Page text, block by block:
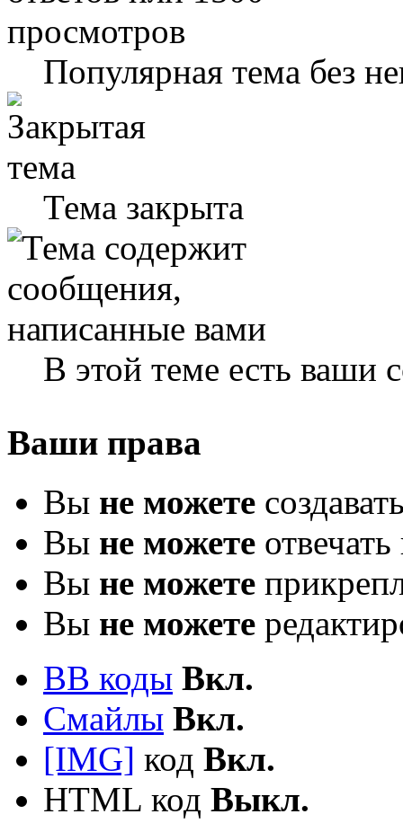
Популярная тема без
Тема закрыта
В этой теме есть ваши
Ваши права
Вы не можете
Вы не можете
Вы не можете
Вы не можете
BB коды Вкл.
Смайлы Вкл.
[IMG] код Вкл.
HTML код Выкл.